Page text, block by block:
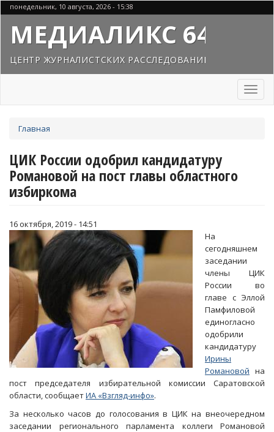
Перейти
к
основному
содержанию
понедельник, 10 августа, 2026 - 15:38
МЕДИАЛИКС 64
ЦЕНТР ЖУРНАЛИСТСКИХ РАССЛЕДОВАНИЙ
Toggle
здесь
Главная
ЦИК России одобрил кандидатуру
Романовой на пост главы областного
избиркома
16 октября, 2019 - 14:51
На
сегодняшнем
заседании
члены ЦИК
России во
главе с Эллой
Памфиловой
единогласно
одобрили
кандидатуру
Ирины
Романовой на
пост председателя избирательной комиссии Саратовской
области, сообщаетИА «Взгляд-инфо».
За несколько часов до голосования в ЦИК на внеочередном
заседании регионального парламента коллеги Романовой